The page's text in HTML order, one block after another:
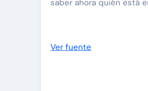
saber ahora quién está
Ver fuente